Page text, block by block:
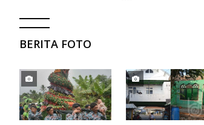
BERITA FOTO